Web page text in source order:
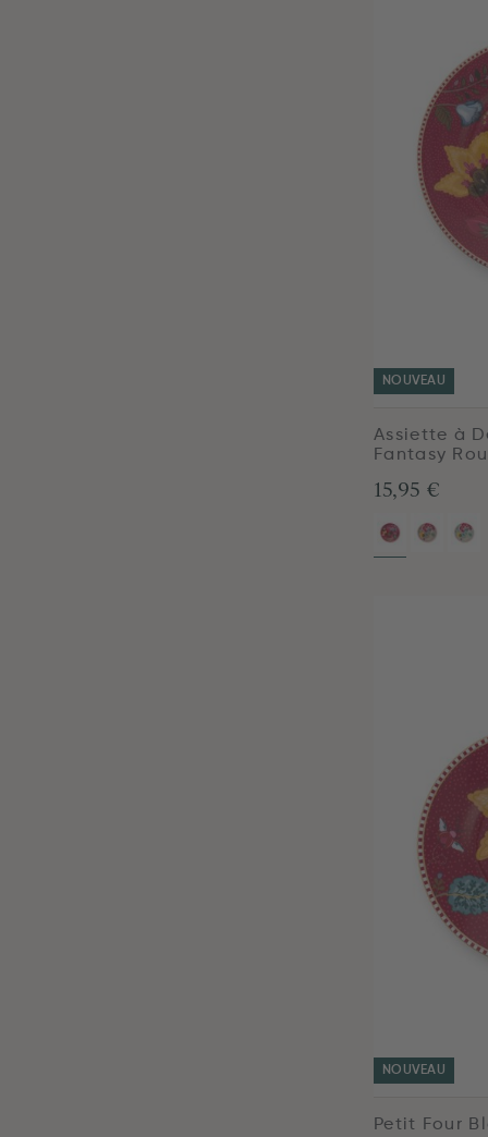
NOUVEAU
Assiette à
Fantasy
15,95 €
NOUVEAU
Petit Four